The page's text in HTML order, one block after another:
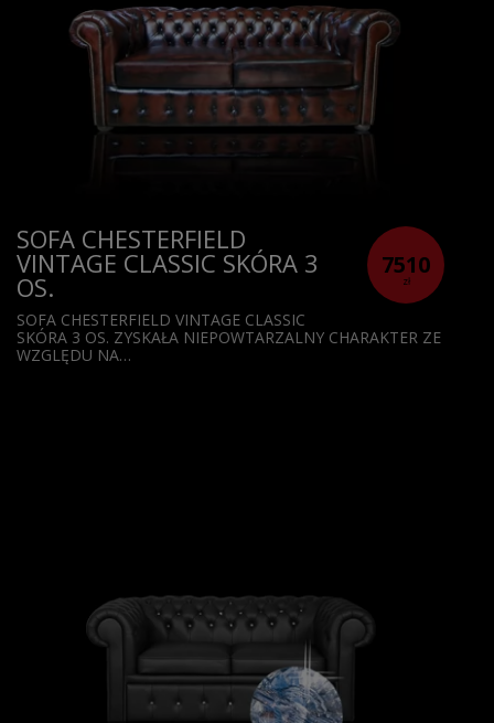
7510
zł
SOFA CHESTERFIELD
VINTAGE CLASSIC SKÓRA 3
OS.
SOFA CHESTERFIELD VINTAGE CLASSIC
SKÓRA 3 OS. ZYSKAŁA NIEPOWTARZALNY CHARAKTER ZE
WZGLĘDU NA…